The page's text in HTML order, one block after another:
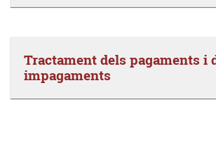
Tractament dels pagaments i
impagaments